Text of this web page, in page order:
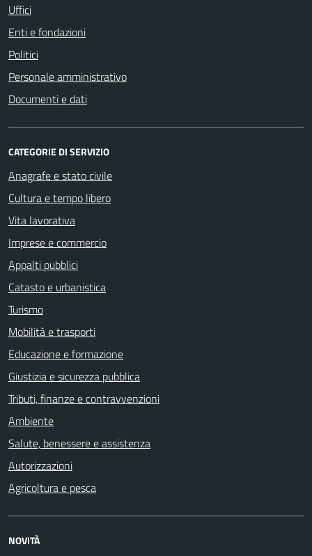
Uffici
Enti e fondazioni
Politici
Personale amministrativo
Documenti e dati
CATEGORIE DI SERVIZIO
Anagrafe e stato civile
Cultura e tempo libero
Vita lavorativa
Imprese e commercio
Appalti pubblici
Catasto e urbanistica
Turismo
Mobilità e trasporti
Educazione e formazione
Giustizia e sicurezza pubblica
Tributi, finanze e contravvenzioni
Ambiente
Salute, benessere e assistenza
Autorizzazioni
Agricoltura e pesca
NOVITÀ